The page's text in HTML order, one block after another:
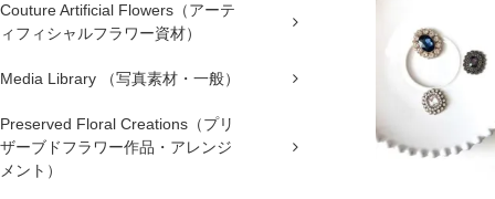
Couture Artificial Flowers（アーテ
ィフィシャルフラワー資材）
Media Library （写真素材・一般）
Preserved Floral Creations（プリ
ザーブドフラワー作品・アレンジ
メント）